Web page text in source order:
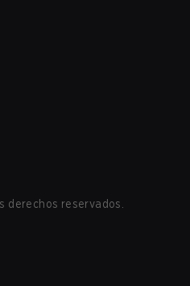
derechos reservados.